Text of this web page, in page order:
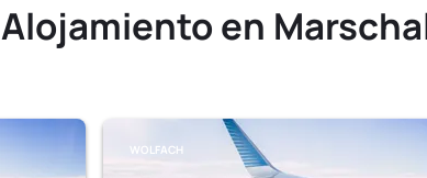
Alojamiento en
WOLFACH